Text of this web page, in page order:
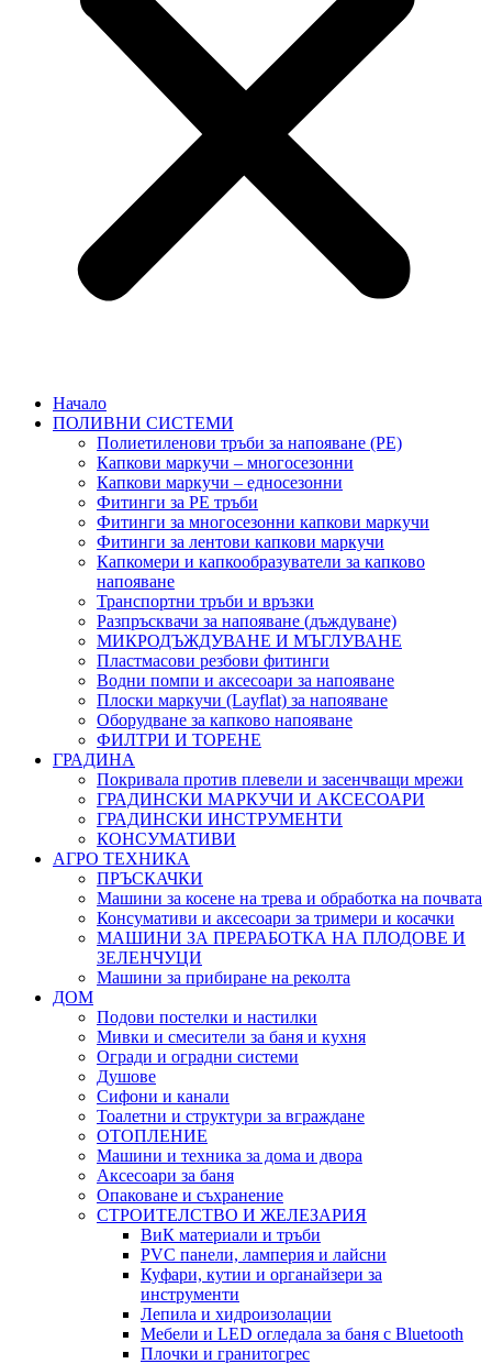
Начало
ПОЛИВНИ СИСТЕМИ
Полиетиленови тръби за напояване (PE)
Капкови маркучи – многосезонни
Капкови маркучи – едносезонни
Фитинги за PE тръби
Фитинги за многосезонни капкови маркучи
Фитинги за лентови капкови маркучи
Капкомери и капкообразуватели за капково
напояване
Транспортни тръби и връзки
Разпръсквачи за напояване (дъждуване)
МИКРОДЪЖДУВАНЕ И МЪГЛУВАНЕ
Пластмасови резбови фитинги
Водни помпи и аксесоари за напояване
Плоски маркучи (Layflat) за напояване
Оборудване за капково напояване
ФИЛТРИ И ТОРЕНЕ
ГРАДИНА
Покривала против плевели и засенчващи мрежи
ГРАДИНСКИ МАРКУЧИ И АКСЕСОАРИ
ГРАДИНСКИ ИНСТРУМЕНТИ
КОНСУМАТИВИ
АГРО ТЕХНИКА
ПРЪСКАЧКИ
Машини за косене на трева и обработка на почвата
Консумативи и аксесоари за тримери и косачки
МАШИНИ ЗА ПРЕРАБОТКА НА ПЛОДОВЕ И
ЗЕЛЕНЧУЦИ
Машини за прибиране на реколта
ДОМ
Подови постелки и настилки
Мивки и смесители за баня и кухня
Огради и оградни системи
Душове
Сифони и канали
Тоалетни и структури за вграждане
ОТОПЛЕНИЕ
Машини и техника за дома и двора
Аксесоари за баня
Опаковане и съхранение
СТРОИТЕЛСТВО И ЖЕЛЕЗАРИЯ
ВиК материали и тръби
PVC панели, ламперия и лайсни
Куфари, кутии и органайзери за
инструменти
Лепила и хидроизолации
Мебели и LED огледала за баня с Bluetooth
Плочки и гранитогрес